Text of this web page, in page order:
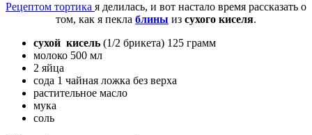
Рецептом тортика я делилась, и вот настало время рассказать о
том, как я пекла блины из сухого киселя.
сухой кисель (1/2 брикета) 125 грамм
молоко 500 мл
2 яйца
сода 1 чайная ложка без верха
растительное масло
мука
соль